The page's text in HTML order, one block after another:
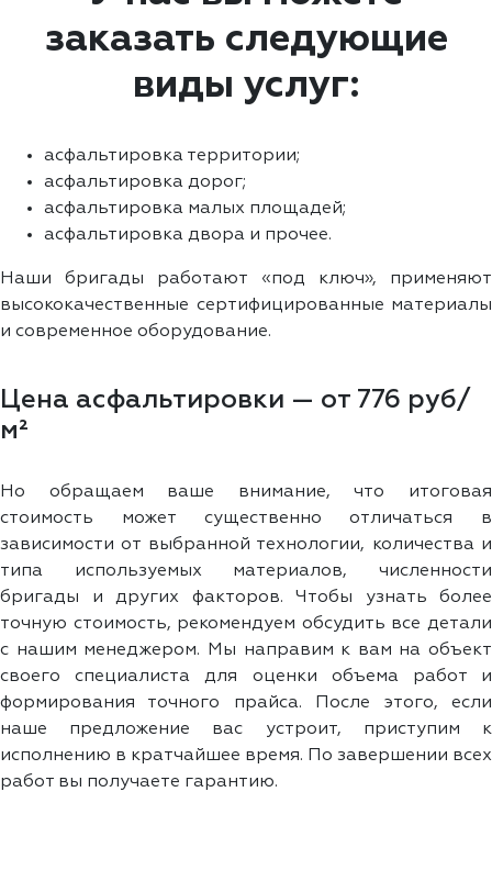
заказать следующие
виды услуг:
асфальтировка территории;
асфальтировка дорог;
асфальтировка малых площадей;
асфальтировка двора и прочее.
Наши бригады работают «под ключ», применяют
высококачественные сертифицированные материалы
и современное оборудование.
Цена асфальтировки — от 776 руб/
м²
Но обращаем ваше внимание, что итоговая
стоимость может существенно отличаться в
зависимости от выбранной технологии, количества и
типа используемых материалов, численности
бригады и других факторов. Чтобы узнать более
точную стоимость, рекомендуем обсудить все детали
с нашим менеджером. Мы направим к вам на объект
своего специалиста для оценки объема работ и
формирования точного прайса. После этого, если
наше предложение вас устроит, приступим к
исполнению в кратчайшее время. По завершении всех
работ вы получаете гарантию.